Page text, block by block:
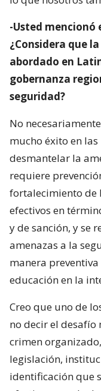
-Usted mencionó
¿Considera que
abordado en
gobernanza
seguridad?
No
mucho éxito en
desmantelar la
requiere
fortalecimiento de
efectivos en
y de sanción, y se
amenazas a la
manera preventiva
educación en la
Creo que uno de
no decir el desafío
crimen
legislación,
identificación que